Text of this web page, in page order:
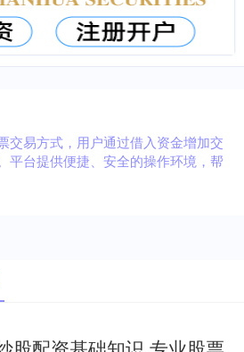
交易方式，用户通过借入资金增加交
平台提供便捷、安全的操作环境，帮